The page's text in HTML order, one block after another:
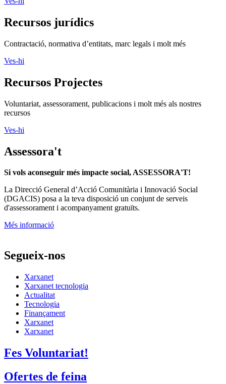
Recursos jurídics
Contractació, normativa d’entitats, marc legals i molt més
Ves-hi
Recursos Projectes
Voluntariat, assessorament, publicacions i molt més als nostres
recursos
Ves-hi
Assessora't
Si vols aconseguir més impacte social, ASSESSORA'T!
La Direcció General d’Acció Comunitària i Innovació Social
(DGACIS) posa a la teva disposició un conjunt de serveis
d'assessorament i acompanyament gratuïts.
Més informació
Segueix-nos
Xarxanet
Xarxanet tecnologia
Actualitat
Tecnologia
Finançament
Xarxanet
Xarxanet
Fes Voluntariat!
Ofertes de feina